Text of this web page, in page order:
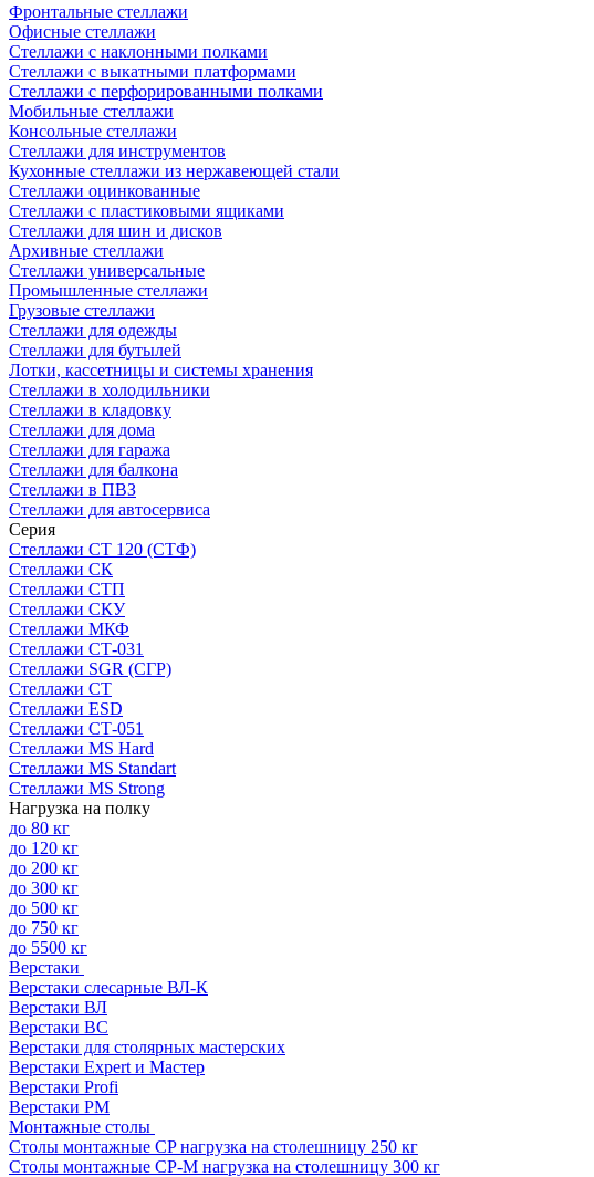
Фронтальные стеллажи
Офисные стеллажи
Стеллажи с наклонными полками
Стеллажи с выкатными платформами
Стеллажи с перфорированными полками
Мобильные стеллажи
Консольные стеллажи
Стеллажи для инструментов
Кухонные стеллажи из нержавеющей стали
Стеллажи оцинкованные
Стеллажи с пластиковыми ящиками
Стеллажи для шин и дисков
Архивные стеллажи
Стеллажи универсальные
Промышленные стеллажи
Грузовые стеллажи
Стеллажи для одежды
Стеллажи для бутылей
Лотки, кассетницы и системы хранения
Стеллажи в холодильники
Стеллажи в кладовку
Стеллажи для дома
Стеллажи для гаража
Стеллажи для балкона
Стеллажи в ПВЗ
Стеллажи для автосервиса
Серия
Стеллажи СТ 120 (СТФ)
Стеллажи СК
Стеллажи СТП
Стеллажи СКУ
Стеллажи МКФ
Стеллажи СТ-031
Стеллажи SGR (СГР)
Стеллажи СТ
Стеллажи ESD
Стеллажи СТ-051
Стеллажи MS Hard
Стеллажи MS Standart
Стеллажи MS Strong
Нагрузка на полку
до 80 кг
до 120 кг
до 200 кг
до 300 кг
до 500 кг
до 750 кг
до 5500 кг
Верстаки
Верстаки слесарные ВЛ-К
Верстаки ВЛ
Верстаки ВС
Верстаки для столярных мастерских
Верстаки Expert и Мастер
Верстаки Profi
Верстаки РМ
Монтажные столы
Столы монтажные СP нагрузка на столешницу 250 кг
Столы монтажные СР-М нагрузка на столешницу 300 кг